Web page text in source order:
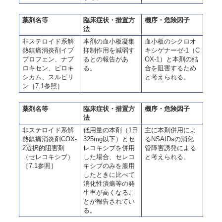
薬剤名等
臨床症状・措置方
法
機序・危険因子
非ステロイド系解
熱鎮痛消炎剤イブ
プロフェン、ナプ
ロキセン、ピロキ
シカム、スルピリ
ン［7.1参照］
本剤の血小板凝集
抑制作用を減弱す
るとの報告があ
る。
血小板のシクロオ
キシゲナーゼ-1（C
OX-1）と本剤の結
合を阻害するため
と考えられる。
薬剤名等
臨床症状・措置方
法
機序・危険因子
非ステロイド系解
熱鎮痛消炎剤COX-
2選択的阻害剤
（セレコキシブ）
［7.1参照］
低用量の本剤（1日
325mg以下）とセ
レコキシブを併用
した場合、セレコ
キシブのみを服用
したときに比べて
消化性潰瘍等の発
生率が高くなるこ
とが報告されてい
る。
主に本剤併用によ
るNSAIDsの消化
管障害誘発による
と考えられる。